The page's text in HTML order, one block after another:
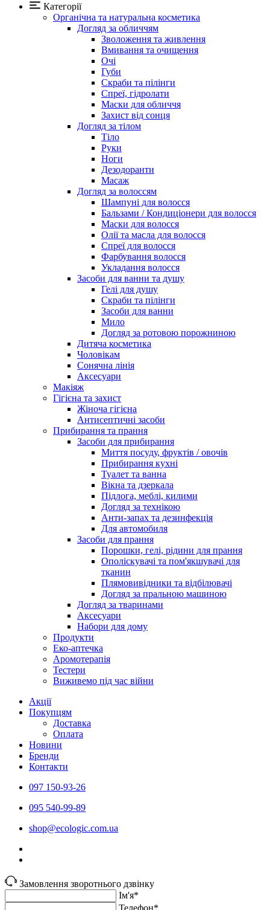
Категорії
Органічна та натуральна косметика
Догляд за обличчям
Зволоження та живлення
Вмивання та очищення
Очі
Губи
Скраби та пілінги
Спреї, гідролати
Маски для обличчя
Захист від сонця
Догляд за тілом
Тіло
Руки
Ноги
Дезодоранти
Масаж
Догляд за волоссям
Шампуні для волосся
Бальзами / Кондиціонери для волосся
Маски для волосся
Олії та масла для волосся
Спреї для волосся
Фарбування волосся
Укладання волосся
Засоби для ванни та душу
Гелі для душу
Скраби та пілінги
Засоби для ванни
Мило
Догляд за ротовою порожниною
Дитяча косметика
Чоловікам
Сонячна лінія
Аксесуари
Макіяж
Гігієна та захист
Жіноча гігієна
Антисептичні засоби
Прибирання та прання
Засоби для прибирання
Миття посуду, фруктів / овочів
Прибирання кухні
Туалет та ванна
Вікна та дзеркала
Підлога, меблі, килими
Догляд за технікою
Анти-запах та дезинфекція
Для автомобиля
Засоби для прання
Порошки, гелі, рідини для прання
Ополіскувачі та пом'якшувачі для
тканин
Плямовивідники та відбілювачі
Догляд за пральною машиною
Догляд за тваринами
Аксесуари
Набори для дому
Продукти
Еко-аптечка
Аромотерапія
Тестери
Виживемо під час війни
Акції
Покупцям
Доставка
Оплата
Новини
Бренди
Контакти
097 150-93-26
095 540-99-89
shoр@ecologic.com.ua
Замовлення зворотнього дзвінку
Ім'я*
Телефон*